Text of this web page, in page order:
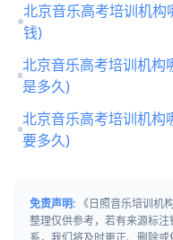
北京音乐高考培训机构
钱)
北京音乐高考培训机构
是多久)
北京音乐高考培训机构
要多久)
免责声明: 《日照音乐培训机
整理仅供参考，若有来源标